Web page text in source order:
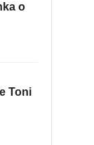
o
Toni